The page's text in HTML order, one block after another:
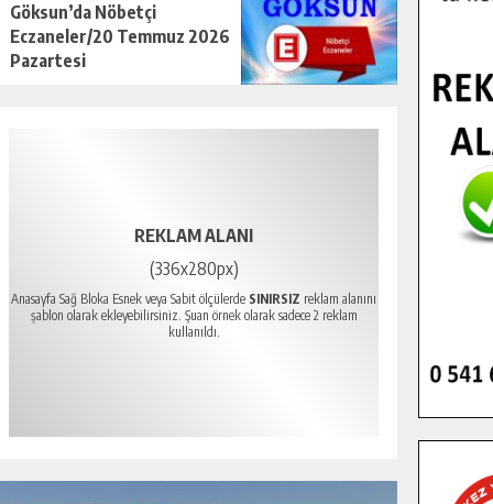
Göksun’da Nöbetçi
Eczaneler/20 Temmuz 2026
Pazartesi
REKLAM ALANI
(336x280px)
Anasayfa Sağ Bloka Esnek veya Sabit ölçülerde SINIRSIZ reklam alanını
şablon olarak ekleyebilirsiniz. Şuan örnek olarak sadece 2 reklam
kullanıldı.